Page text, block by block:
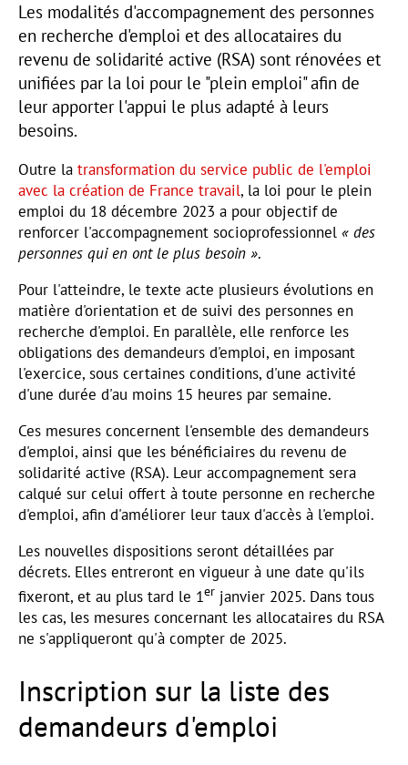
Les modalités d'accompagnement des personnes
en recherche d'emploi et des allocataires du
revenu de solidarité active (RSA) sont rénovées et
unifiées par la loi pour le "plein emploi" afin de
leur apporter l'appui le plus adapté à leurs
besoins.
Outre la transformation du service public de l'emploi
avec la création de France travail, la loi pour le plein
emploi du 18 décembre 2023 a pour objectif de
renforcer l'accompagnement socioprofessionnel « des
personnes qui en ont le plus besoin ».
Pour l'atteindre, le texte acte plusieurs évolutions en
matière d'orientation et de suivi des personnes en
recherche d'emploi. En parallèle, elle renforce les
obligations des demandeurs d'emploi, en imposant
l'exercice, sous certaines conditions, d'une activité
d'une durée d'au moins 15 heures par semaine.
Ces mesures concernent l'ensemble des demandeurs
d'emploi, ainsi que les bénéficiaires du revenu de
solidarité active (RSA). Leur accompagnement sera
calqué sur celui offert à toute personne en recherche
d'emploi, afin d'améliorer leur taux d'accès à l'emploi.
Les nouvelles dispositions seront détaillées par
décrets. Elles entreront en vigueur à une date qu'ils
fixeront, et au plus tard le 1er janvier 2025. Dans tous
les cas, les mesures concernant les allocataires du RSA
ne s'appliqueront qu'à compter de 2025.
Inscription sur la liste des
demandeurs d'emploi